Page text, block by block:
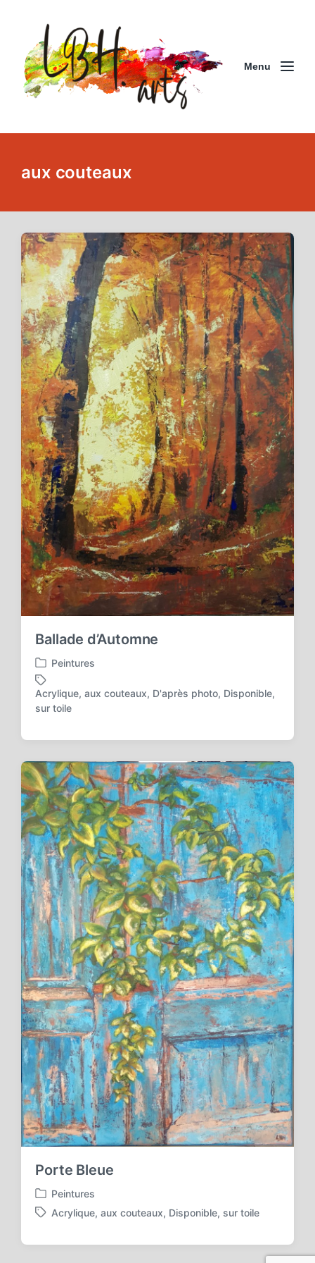
Menu
aux couteaux
Ballade d’Automne
P
o
s
t
d
n
Peintures
T
a
e
d
w
i
t
h
Acrylique, aux couteaux, D'après photo, Disponible,
sur toile
Porte Bleue
P
o
t
Peintures
T
g
Acrylique, aux couteaux, Disponible, sur toile